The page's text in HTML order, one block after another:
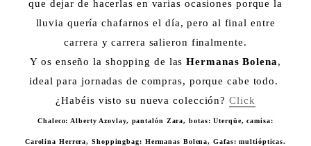
que dejar de hacerlas en varias ocasiones porque la
lluvia quería chafarnos el día, pero al final entre
carrera y carrera salieron finalmente.
Y os enseño la shopping de lasHermanas Bolena,
ideal para jornadas de compras, porque cabe todo.
¿Habéis visto su nueva colección?Click
Chaleco: Alberty Azovlay, pantalón Zara, botas: Uterqüe, camisa:
Carolina Herrera, Shoppingbag: Hermanas Bolena, Gafas: multiópticas.